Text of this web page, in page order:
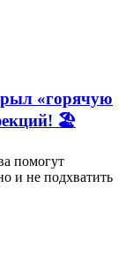
«горячую
🏖
помогут
и не подхватить